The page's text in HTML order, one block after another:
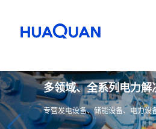
多领域、全系列电力解
专营发电设备、储能设备、电力设